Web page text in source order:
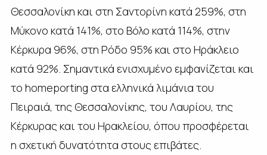
Θεσσαλονίκη και στη Σαντορίνη κατά 259%, στη
Μύκονο κατά 141%, στο Βόλο κατά 114%, στην
Κέρκυρα 96%, στη Ρόδο 95% και στο Ηράκλειο
κατά 92%. Σημαντικά ενισχυμένο εμφανίζεται και
το homeporting στα ελληνικά λιμάνια του
Πειραιά, της Θεσσαλονίκης, του Λαυρίου, της
Κέρκυρας και του Ηρακλείου, όπου προσφέρεται
η σχετική δυνατότητα στους επιβάτες.